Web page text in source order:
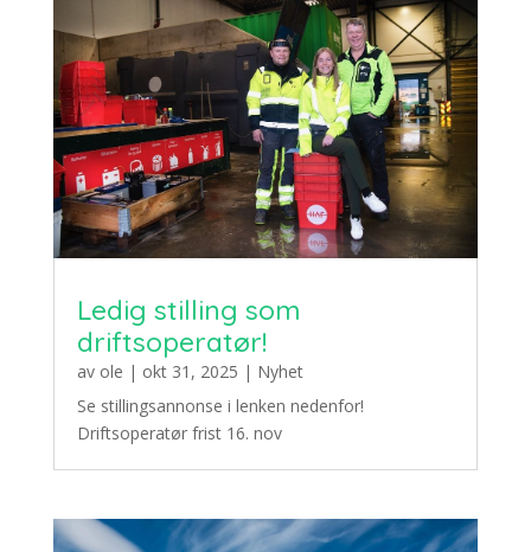
Ledig stilling som
driftsoperatør!
av ole | okt 31, 2025 | Nyhet
Se stillingsannonse i lenken nedenfor!
Driftsoperatør frist 16. nov